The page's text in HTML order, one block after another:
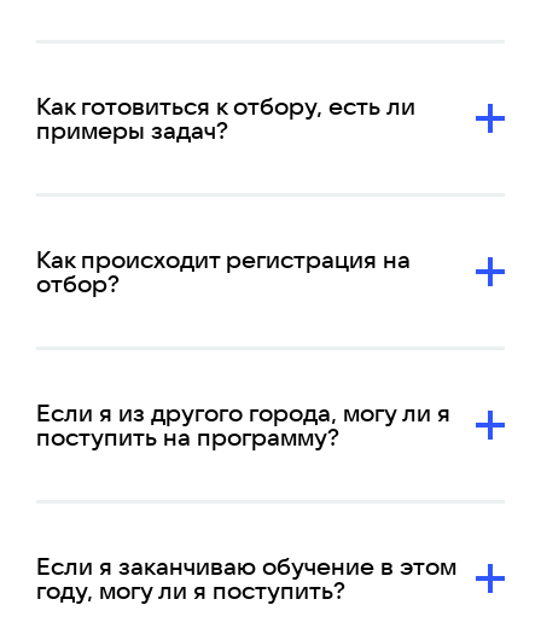
Как готовиться к отбору, есть ли
примеры задач?
Как происходит регистрация на
отбор?
Если я из другого города, могу ли я
поступить на программу?
Если я заканчиваю обучение в этом
году, могу ли я поступить?